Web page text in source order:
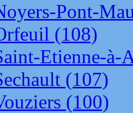
Pont-
(108)
Etienne-à-
(107)
(100)